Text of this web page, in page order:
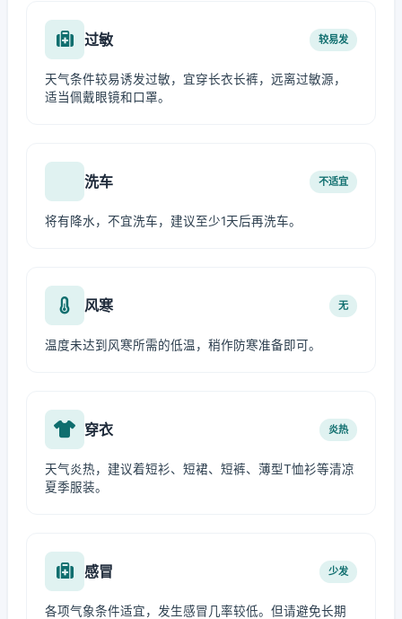
过敏 较易发
天气条件较易诱发过敏，宜穿长衣长裤，远离过敏源，
适当佩戴眼镜和口罩。
洗车 不适宜
将有降水，不宜洗车，建议至少1天后再洗车。
风寒 无
温度未达到风寒所需的低温，稍作防寒准备即可。
穿衣 炎热
天气炎热，建议着短衫、短裙、短裤、薄型T恤衫等清凉
夏季服装。
感冒 少发
各项气象条件适宜，发生感冒几率较低。但请避免长期